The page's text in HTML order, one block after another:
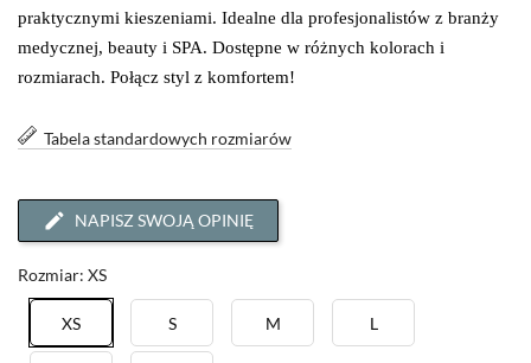
praktycznymi kieszeniami. Idealne dla profesjonalistów z branży
medycznej, beauty i SPA. Dostępne w różnych kolorach i
rozmiarach. Połącz styl z komfortem!
Tabela standardowych rozmiarów
NAPISZ SWOJĄ OPINIĘ
Rozmiar: XS
XS S M L